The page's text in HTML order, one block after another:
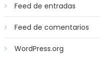
Feed de entradas
Feed de comentarios
WordPress.org